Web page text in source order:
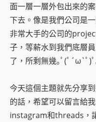
面一層一層外包出來的
下去。像是我們公司是
非常大手的公司的
子，等薪水到我們底層
了，所剩無幾｡ﾟ(ﾟ´ω`ﾟ)ﾟ
今天這個主題就先分享
的話，希望可以留言給
instagram和threads，